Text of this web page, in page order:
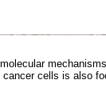
cells is also